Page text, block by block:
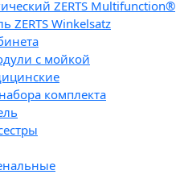
ZERTS Multifunction®
ZERTS Winkelsatz
с мойкой
комплекта